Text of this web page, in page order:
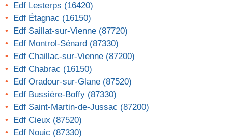
Edf Lesterps (16420)
Edf Étagnac (16150)
Edf Saillat-sur-Vienne (87720)
Edf Montrol-Sénard (87330)
Edf Chaillac-sur-Vienne (87200)
Edf Chabrac (16150)
Edf Oradour-sur-Glane (87520)
Edf Bussière-Boffy (87330)
Edf Saint-Martin-de-Jussac (87200)
Edf Cieux (87520)
Edf Nouic (87330)